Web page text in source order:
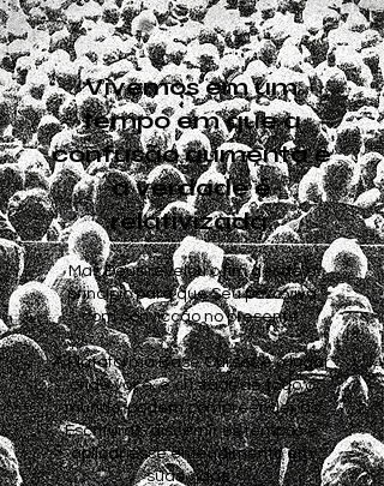
Vivemos em um
tempo em que a
confusão aumenta e
a verdade é
relativizada.
Mas Deus revelou o fim desde o
princípio para que Seu povo viva
com convicção no presente.
A Plataforma Base Cursos é o lugar
onde você, e cristãos de todo o
mundo, podem compreender as
Escrituras, discernir os tempos e
aplicar esse entendimento em
suas vidas.